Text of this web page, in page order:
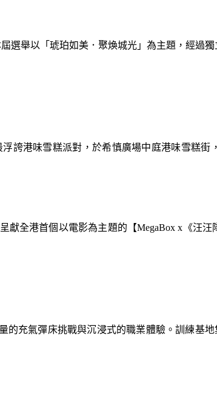
誇港味雪糕派對，於希慎廣場中庭港味雪糕街
的充氣彈床挑戰與沉浸式的職業體驗。訓練基
選舉以「琥珀如美．聚煥城光」為主題，經過
獻全港首個以電影為主題的【MegaBox x《汪